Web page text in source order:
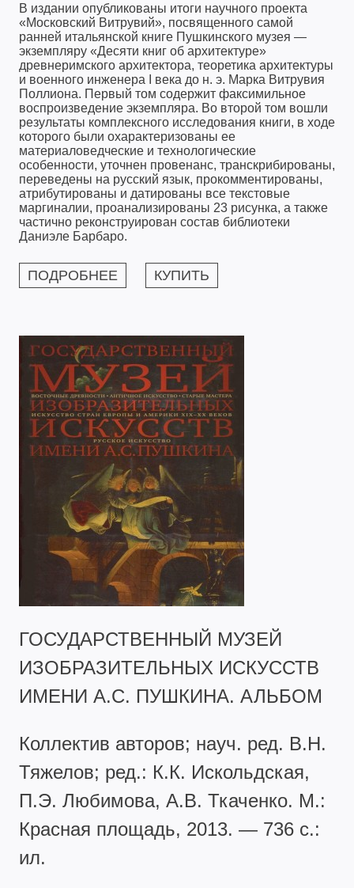
В издании опубликованы итоги научного проекта
«Московский Витрувий», посвященного самой
ранней итальянской книге Пушкинского музея —
экземпляру «Десяти книг об архитектуре»
древнеримского архитектора, теоретика архитектуры
и военного инженера I века до н. э. Марка Витрувия
Поллиона. Первый том содержит факсимильное
воспроизведение экземпляра. Во второй том вошли
результаты комплексного исследования книги, в ходе
которого были охарактеризованы ее
материаловедческие и технологические
особенности, уточнен провенанс, транскрибированы,
переведены на русский язык, прокомментированы,
атрибутированы и датированы все текстовые
маргиналии, проанализированы 23 рисунка, а также
частично реконструирован состав библиотеки
Даниэле Барбаро.
ПОДРОБНЕЕ КУПИТЬ
ГОСУДАРСТВЕННЫЙ МУЗЕЙ
ИЗОБРАЗИТЕЛЬНЫХ ИСКУССТВ
ИМЕНИ А.С. ПУШКИНА. АЛЬБОМ
Коллектив авторов; науч. ред. В.Н.
Тяжелов; ред.: К.К. Искольдская,
П.Э. Любимова, А.В. Ткаченко. М.:
Красная площадь, 2013. — 736 с.:
ил.